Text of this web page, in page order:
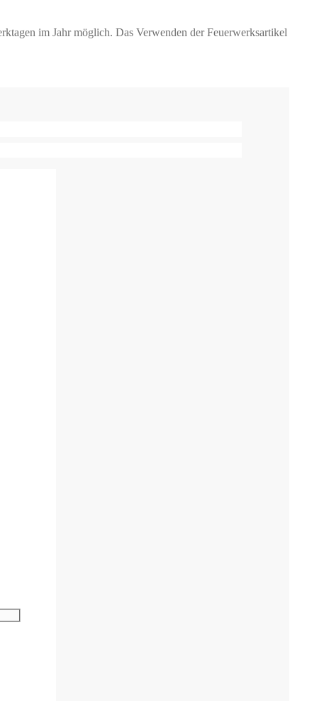
im Jahr möglich. Das Verwenden der Feuerwerksartikel